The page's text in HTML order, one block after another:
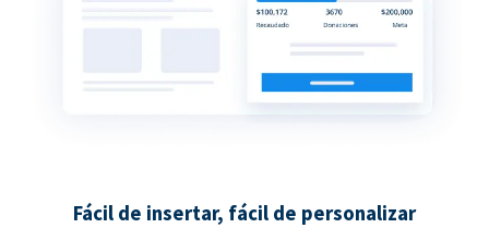
Fácil de insertar, fácil de personalizar